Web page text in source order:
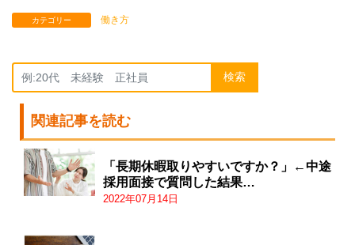
カテゴリー 働き方
検索
関連記事を読む
「長期休暇取りやすいですか？」←中途
採用面接で質問した結果…
2022年07月14日